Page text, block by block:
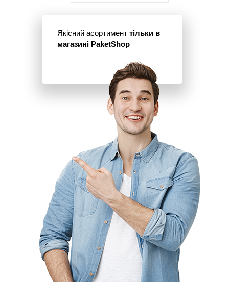
Якісний асортимент тільки в
магазині PaketShop